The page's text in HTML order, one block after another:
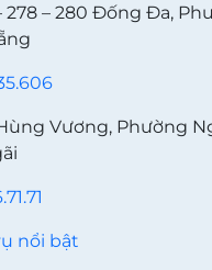
278 – 280 Đống Đa,
Hùng Vương, Phường
nổi bật